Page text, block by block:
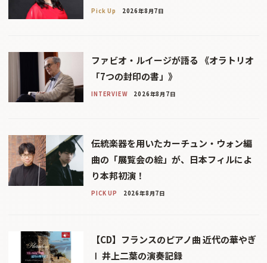
Pick Up 2026年8月7日
ファビオ・ルイージが語る 《オラトリオ
「7つの封印の書」》
INTERVIEW 2026年8月7日
伝統楽器を用いたカーチュン・ウォン編
曲の「展覧会の絵」が、日本フィルによ
り本邦初演！
PICK UP 2026年8月7日
【CD】フランスのピアノ曲 近代の華やぎ
Ⅰ 井上二葉の演奏記録